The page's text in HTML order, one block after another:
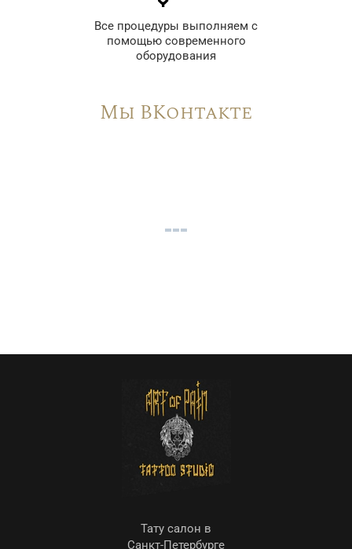
Все процедуры выполняем с
помощью современного
оборудования
Мы ВКонтакте
Тату салон в
Санкт-Петербурге